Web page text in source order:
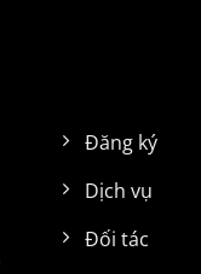
Đăng ký
Dịch vụ
Đối tác